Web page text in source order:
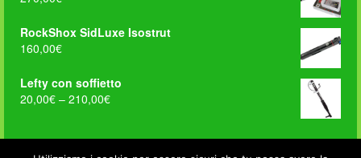
RockShox SidLuxe Isostrut
160,00€
Lefty con soffietto
20,00€ – 210,00€